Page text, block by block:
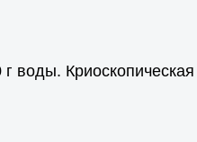
воды. Криоскопическая